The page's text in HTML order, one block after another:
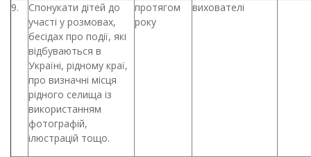
9.
Спонукати дітей до
участі у розмовах,
бесідах про події, які
відбуваються в
Україні, рідному краї,
про визначні місця
рідного селища із
використанням
фотографій,
ілюстрацій тощо.
протягом
року
вихователі